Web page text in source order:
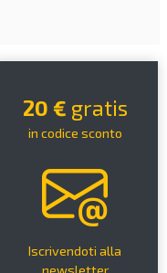
20 € gratis
in codice sconto
Iscrivendoti alla